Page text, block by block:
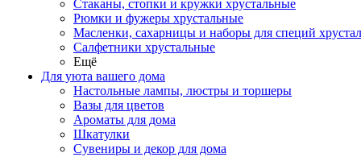
Стаканы, стопки и кружки хрустальные
Рюмки и фужеры хрустальные
Масленки, сахарницы и наборы для специй
Салфетники хрустальные
Ещё
Для уюта вашего дома
Настольные лампы, люстры и торшеры
Вазы для цветов
Ароматы для дома
Шкатулки
Сувениры и декор для дома